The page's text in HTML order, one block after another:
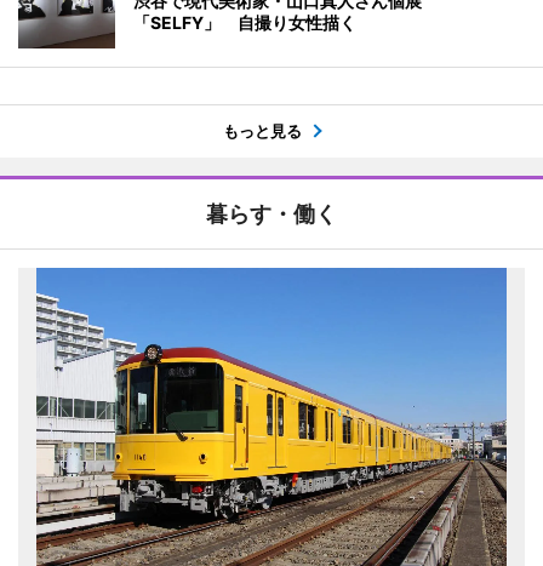
「SELFY」 自撮り女性描く
もっと見る
暮らす・働く